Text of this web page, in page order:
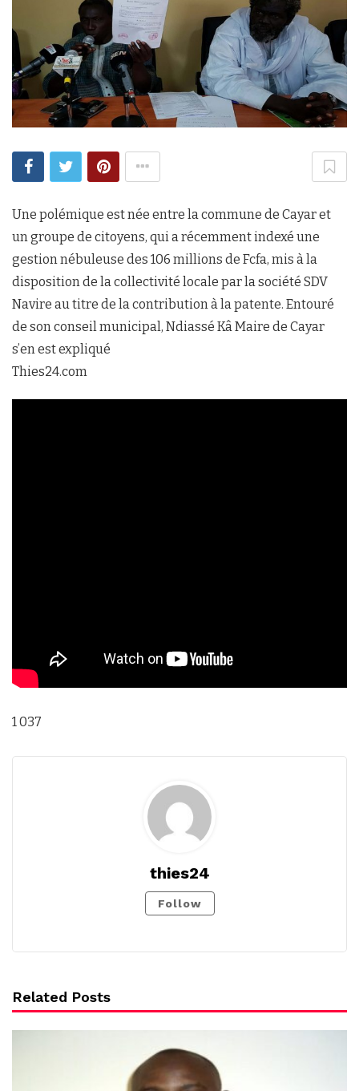
Une polémique est née entre la commune de Cayar et
un groupe de citoyens, qui a récemment indexé une
gestion nébuleuse des 106 millions de Fcfa, mis à la
disposition de la collectivité locale par la société SDV
Navire au titre de la contribution à la patente. Entouré
de son conseil municipal, Ndiassé Kâ Maire de Cayar
s’en est expliqué
Thies24.com
1 037
thies24
Follow
Related Posts